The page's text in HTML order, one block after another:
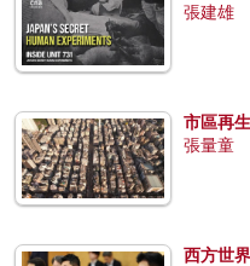
張建雄
市區再
張量童
西方世